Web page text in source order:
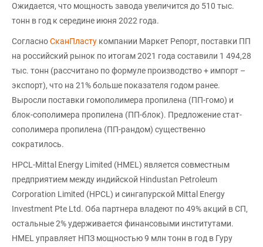
Ожидается, что мощность завода увеличится до 510 тыс.
тонн в год к середине июня 2022 года.
СогласноСканПласту компании Маркет Репорт, поставки ПП
на российский рынок по итогам 2021 года составили 1 494,28
тыс. тонн (рассчитано по формуле производство + импорт –
экспорт), что на 21% больше показателя годом ранее.
Выросли поставки гомополимера пропилена (ПП-гомо) и
блок-сополимера пропилена (ПП-блок). Предложение стат-
сополимера пропилена (ПП-рандом) существенно
сократилось.
HPCL-Mittal Energy Limited (HMEL) является совместным
предприятием между индийской Hindustan Petroleum
Corporation Limited (HPCL) и сингапурской Mittal Energy
Investment Pte Ltd. Оба партнера владеют по 49% акций в СП,
остальные 2% удерживается финансовыми институтами.
HMEL управляет НПЗ мощностью 9 млн тонн в год в Гуру